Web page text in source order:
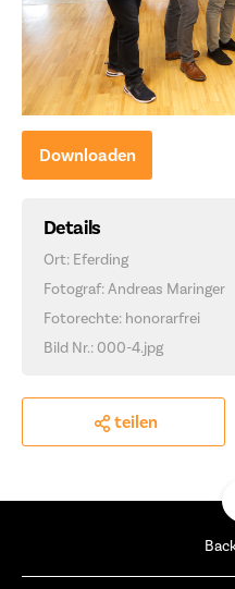
Downloaden
Details
Ort: Eferding
Fotograf: Andreas Maringer
Fotorechte: honorarfrei
Bild Nr.: 000-4.jpg
teilen